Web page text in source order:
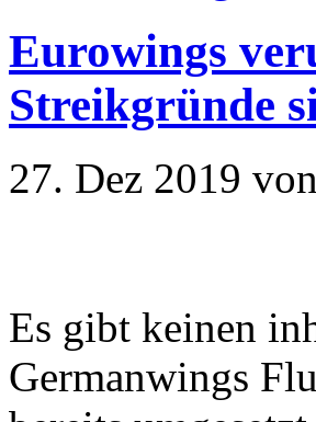
Eurowings
Streikgründe
27. Dez 2019 von
Es gibt keinen
Germanwings